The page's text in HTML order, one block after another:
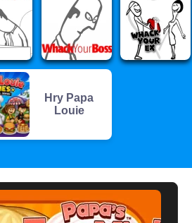
Hry Papa
Louie